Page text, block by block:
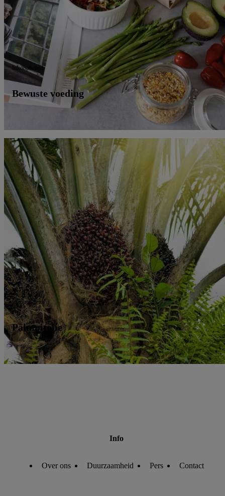
Bewuste voeding
Inkoopbeleid
Palmpitolie
Inkoopbeleid
Info
Over ons Duurzaamheid Pers Contact